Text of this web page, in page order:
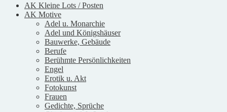
AK Kleine Lots / Posten
AK Motive
Adel u. Monarchie
Adel und Königshäuser
Bauwerke, Gebäude
Berufe
Berühmte Persönlichkeiten
Engel
Erotik u. Akt
Fotokunst
Frauen
Gedichte, Sprüche